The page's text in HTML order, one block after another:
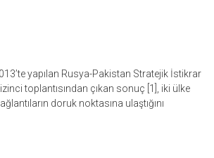
yapılan Rusya-Pakistan Stratejik İstikrar
toplantısından çıkan sonuç [1], iki ülke
doruk noktasına ulaştığını